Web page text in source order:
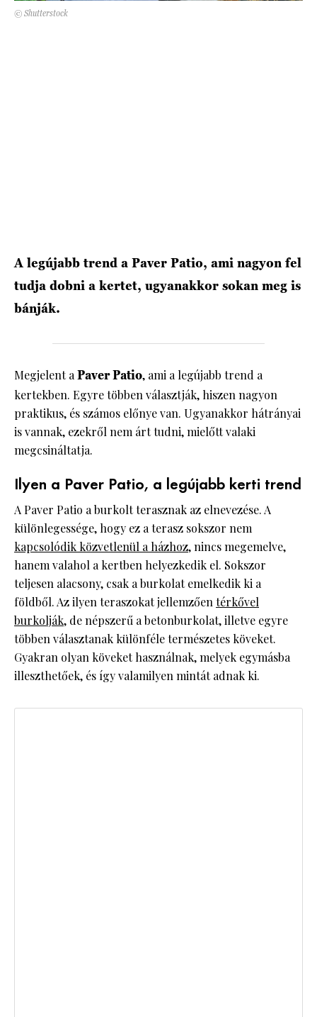
© Shutterstock
A legújabb trend a Paver Patio, ami nagyon fel
tudja dobni a kertet, ugyanakkor sokan meg is
bánják.
Megjelent aPaver Patio, ami a legújabb trend a
kertekben. Egyre többen választják, hiszen nagyon
praktikus, és számos előnye van. Ugyanakkor hátrányai
is vannak, ezekről nem árt tudni, mielőtt valaki
megcsináltatja.
Ilyen a Paver Patio, a legújabb kerti trend
A Paver Patio a burkolt terasznak az elnevezése. A
különlegessége, hogy ez a terasz sokszor nem
kapcsolódik közvetlenül a házhoz, nincs megemelve,
hanem valahol a kertben helyezkedik el. Sokszor
teljesen alacsony, csak a burkolat emelkedik ki a
földből. Az ilyen teraszokat jellemzőentérkővel
burkolják, de népszerű a betonburkolat, illetve egyre
többen választanak különféle természetes köveket.
Gyakran olyan köveket használnak, melyek egymásba
illeszthetőek, és így valamilyen mintát adnak ki.